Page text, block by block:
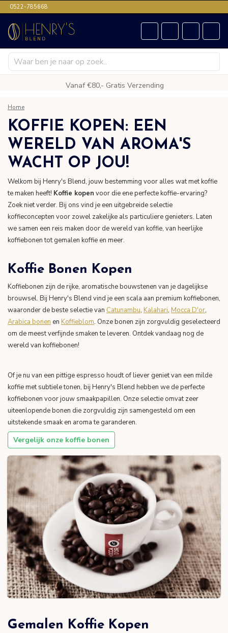
0522-785668
Vanaf €80,- Gratis Verzending
Home
KOFFIE KOPEN: EEN
WERELD VAN AROMA'S
WACHT OP JOU!
Welkom bij Henry's Blend, jouw bestemming voor alles wat met koffie
te maken heeft! Koffie kopen voor die ene perfecte koffie-ervaring?
Zoek niet verder. Bij ons vind je een uitgebreide selectie
koffieconcepten voor zowel zakelijke als particuliere genieters. Laten
we samen een reis maken door de wereld van koffie, van heerlijke
koffiebonen tot gemalen koffie en meer.
Koffie Bonen Kopen
Koffiebonen zijn de rijke, aromatische bouwstenen van je dagelijkse
brouwsel. Bij Henry's Blend vind je een scala aan premium koffiebonen,
waaronder de beste selectie van Catunambu, Kalahari, Mocca D'or,
Arabica bonen en Koffieblom. Onze bonen zijn zorgvuldig geselecteerd
om de meest verfijnde smaken te leveren. Ontdek vandaag nog de
wereld van koffiebonen!
Of je nu van een pittige espresso houdt of liever geniet van een milde
koffie met subtiele tonen, bij Henry's Blend hebben we de perfecte
koffiebonen voor jouw smaakpapillen. Onze selectie omvat zeer
uiteenlopende bonen die zorgvuldig zijn samengesteld om een
uitstekende smaak en aroma te garanderen.
Vergelijk onze koffie bonen
Gemalen Koffie Kopen